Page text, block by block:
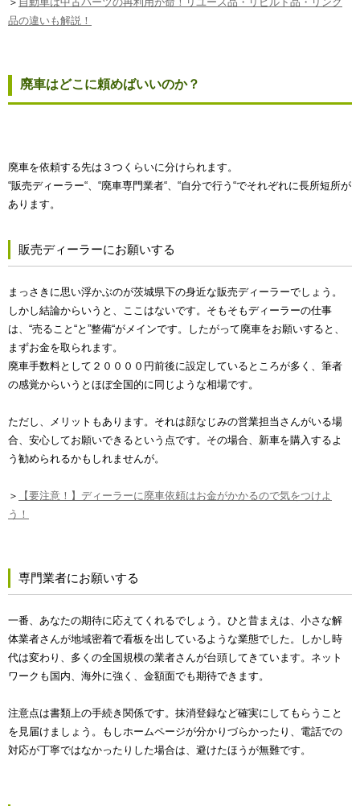
品の違いも解説！
廃車はどこに頼めばいいのか？
廃車を依頼する先は３つくらいに分けられます。
“販売ディーラー“、“廃車専門業者“、“自分で行う“でそれぞれに長所短所が
あります。
販売ディーラーにお願いする
まっさきに思い浮かぶのが茨城県下の身近な販売ディーラーでしょう。
しかし結論からいうと、ここはないです。そもそもディーラーの仕事
は、“売ること“と”整備“がメインです。したがって廃車をお願いすると、
まずお金を取られます。
廃車手数料として２００００円前後に設定しているところが多く、筆者
の感覚からいうとほぼ全国的に同じような相場です。
ただし、メリットもあります。それは顔なじみの営業担当さんがいる場
合、安心してお願いできるという点です。その場合、新車を購入するよ
う勧められるかもしれませんが。
＞
【要注意！】ディーラーに廃車依頼はお金がかかるので気をつけよ
う！
専門業者にお願いする
一番、あなたの期待に応えてくれるでしょう。ひと昔まえは、小さな解
体業者さんが地域密着で看板を出しているような業態でした。しかし時
代は変わり、多くの全国規模の業者さんが台頭してきています。ネット
ワークも国内、海外に強く、金額面でも期待できます。
注意点は書類上の手続き関係です。抹消登録など確実にしてもらうこと
を見届けましょう。もしホームページが分かりづらかったり、電話での
対応が丁寧ではなかったりした場合は、避けたほうが無難です。